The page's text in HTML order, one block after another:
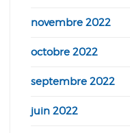
novembre 2022
octobre 2022
septembre 2022
juin 2022